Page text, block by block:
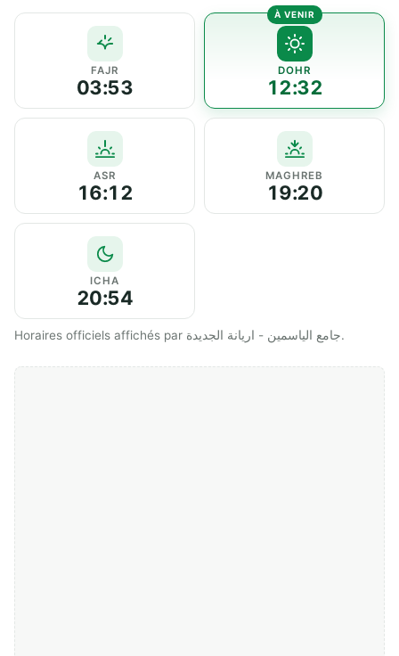
FAJR
03:53
DOHR
12:32
ASR
16:12
MAGHREB
19:20
ICHA
20:54
Horaires officiels affichés par جامع الياسمين - اريانة الجديدة.